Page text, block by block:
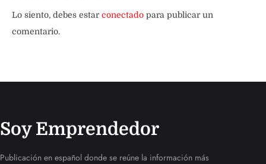
Lo siento, debes estarconectado para publicar un
comentario.
Soy Emprendedor
Publicación en español donde se reúne la información más